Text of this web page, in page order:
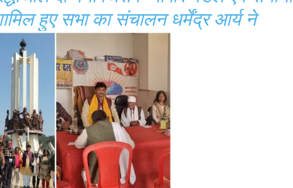
हुए सभा का संचालन धर्मेंद्र आर्य ने